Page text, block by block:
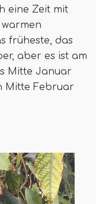
eine Zeit mit
früheste, das
aber es ist am
Mitte Januar
Mitte Februar